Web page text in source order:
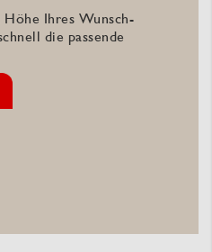
Höhe Ihres Wunsch-
die passende